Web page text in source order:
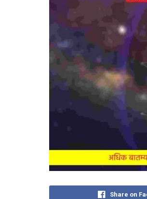
Share on